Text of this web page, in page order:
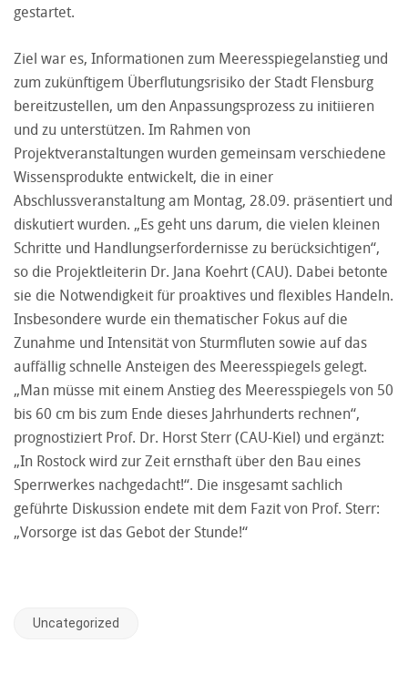
gestartet.
Ziel war es, Informationen zum Meeresspiegelanstieg und
zum zukünftigem Überflutungsrisiko der Stadt Flensburg
bereitzustellen, um den Anpassungsprozess zu initiieren
und zu unterstützen. Im Rahmen von
Projektveranstaltungen wurden gemeinsam verschiedene
Wissensprodukte entwickelt, die in einer
Abschlussveranstaltung am Montag, 28.09. präsentiert und
diskutiert wurden. „Es geht uns darum, die vielen kleinen
Schritte und Handlungserfordernisse zu berücksichtigen“,
so die Projektleiterin Dr. Jana Koehrt (CAU). Dabei betonte
sie die Notwendigkeit für proaktives und flexibles Handeln.
Insbesondere wurde ein thematischer Fokus auf die
Zunahme und Intensität von Sturmfluten sowie auf das
auffällig schnelle Ansteigen des Meeresspiegels gelegt.
„Man müsse mit einem Anstieg des Meeresspiegels von 50
bis 60 cm bis zum Ende dieses Jahrhunderts rechnen“,
prognostiziert Prof. Dr. Horst Sterr (CAU-Kiel) und ergänzt:
„In Rostock wird zur Zeit ernsthaft über den Bau eines
Sperrwerkes nachgedacht!“. Die insgesamt sachlich
geführte Diskussion endete mit dem Fazit von Prof. Sterr:
„Vorsorge ist das Gebot der Stunde!“
Uncategorized